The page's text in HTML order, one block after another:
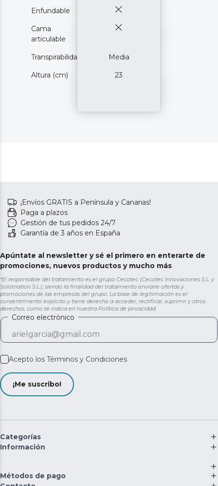
Enfundable
Cama
articulable
Transpirabilidad Media
Altura (cm) 23
¡Envíos GRATIS a Península y Canarias!
Paga a plazos
Gestión de tus pedidos 24/7
Garantía de 3 años en España
Apúntate al newsletter y sé el primero en enterarte de
promociones, nuevos productos y mucho más
*El responsable del tratamiento es el grupo Cecotec (Cecotec Innovaciones S.L. y
Solotriatlon S.L.), siendo la finalidad del tratamiento enviarle ofertas y
promociones de las empresas del grupo. La base de legitimación es el
consentimiento explícito y tiene derecho a acceder, rectificar, suprimir y otros
derechos, como se indica en nuestra Política de privacidad
Correo electrónico
Acepto los Términos y Condiciones
¡Me suscribo!
Categorías
Información
Métodos de pago